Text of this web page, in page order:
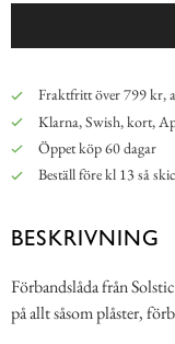
Fraktfritt över 799 kr,
Klarna, Swish, kort,
Öppet köp 60 dagar
Beställ före kl 13 så
BESKRIVNING
Förbandslåda från
på allt såsom plåster,